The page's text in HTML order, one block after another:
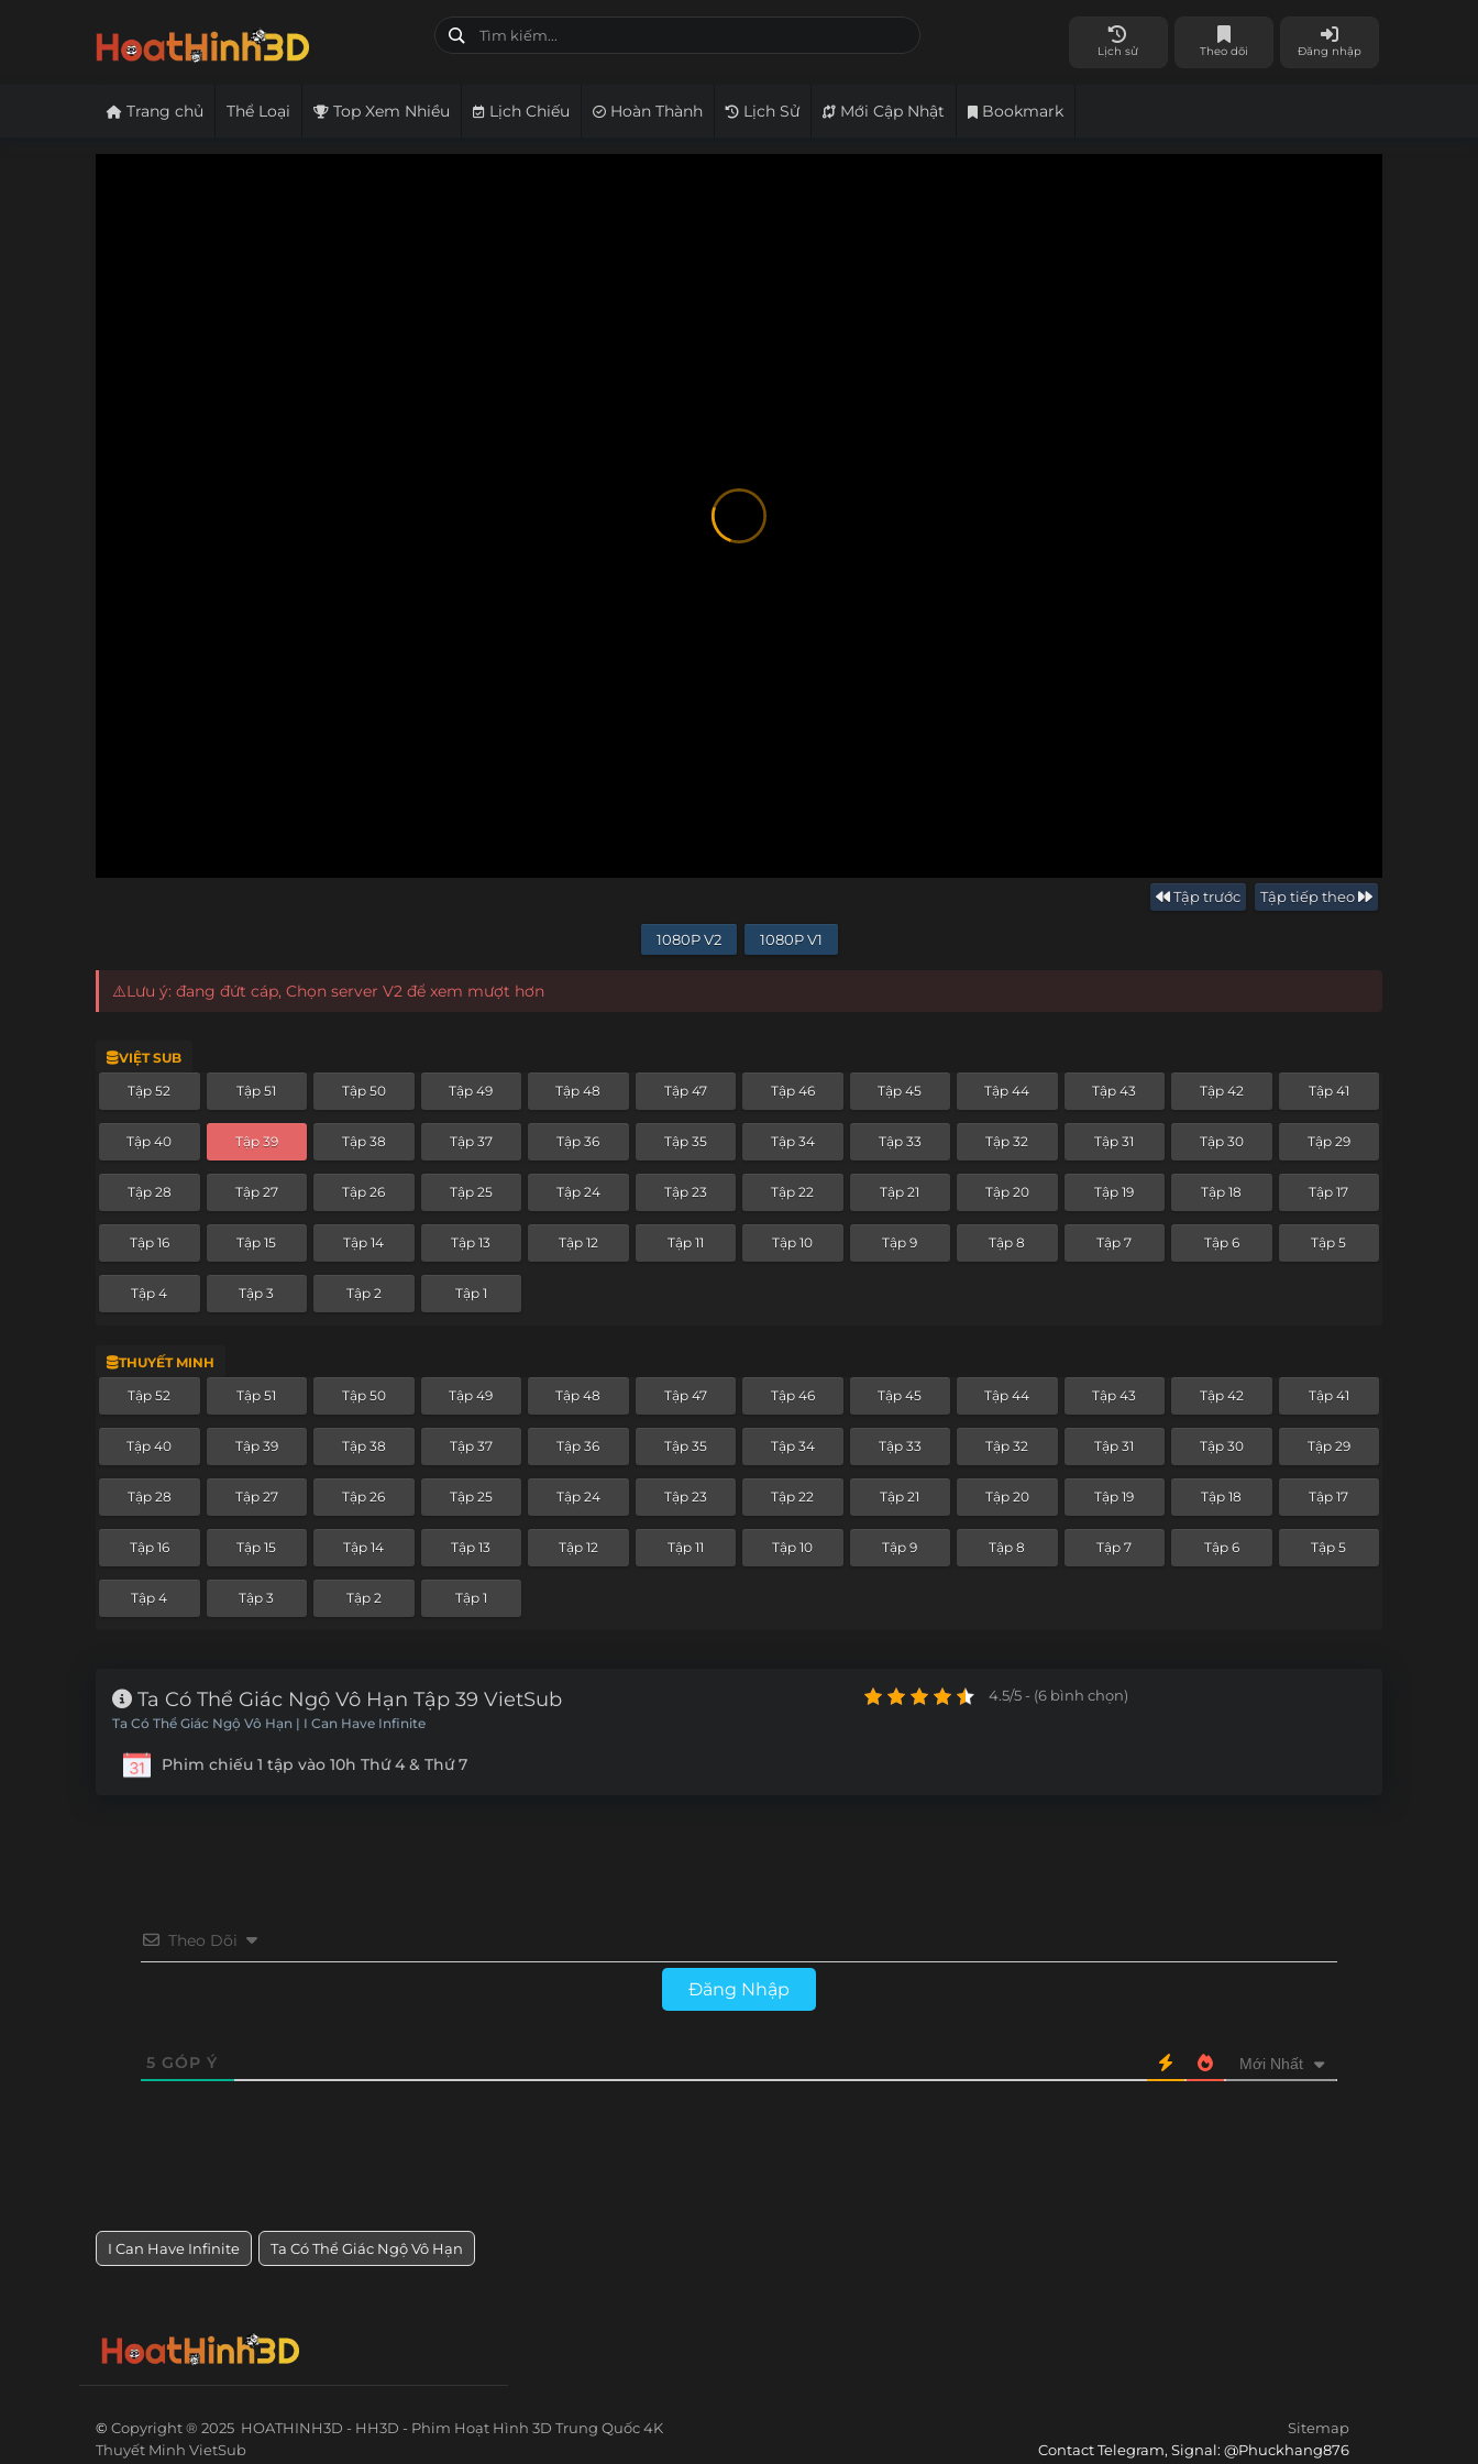
Lịch sử Theo dõi Đăng nhập
Trang chủ Thể Loại Top Xem Nhiều Lịch Chiếu Hoàn Thành Lịch Sử Mới Cập Nhật Bookmark
Tập trước Tập tiếp theo
1080P V2 1080P V1
⚠️Lưu ý: đang đứt cáp, Chọn server V2 để xem mượt hơn
VIỆT SUB
Tập 52 Tập 51 Tập 50 Tập 49 Tập 48 Tập 47 Tập 46 Tập 45 Tập 44 Tập 43 Tập 42 Tập 41
Tập 40 Tập 39 Tập 38 Tập 37 Tập 36 Tập 35 Tập 34 Tập 33 Tập 32 Tập 31 Tập 30 Tập 29
Tập 28 Tập 27 Tập 26 Tập 25 Tập 24 Tập 23 Tập 22 Tập 21 Tập 20 Tập 19 Tập 18 Tập 17
Tập 16 Tập 15 Tập 14 Tập 13 Tập 12 Tập 11 Tập 10 Tập 9 Tập 8 Tập 7 Tập 6 Tập 5
Tập 4 Tập 3 Tập 2 Tập 1
THUYẾT MINH
Tập 52 Tập 51 Tập 50 Tập 49 Tập 48 Tập 47 Tập 46 Tập 45 Tập 44 Tập 43 Tập 42 Tập 41
Tập 40 Tập 39 Tập 38 Tập 37 Tập 36 Tập 35 Tập 34 Tập 33 Tập 32 Tập 31 Tập 30 Tập 29
Tập 28 Tập 27 Tập 26 Tập 25 Tập 24 Tập 23 Tập 22 Tập 21 Tập 20 Tập 19 Tập 18 Tập 17
Tập 16 Tập 15 Tập 14 Tập 13 Tập 12 Tập 11 Tập 10 Tập 9 Tập 8 Tập 7 Tập 6 Tập 5
Tập 4 Tập 3 Tập 2 Tập 1
Ta Có Thể Giác Ngộ Vô Hạn Tập 39 VietSub
Ta Có Thể Giác Ngộ Vô Hạn | I Can Have Infinite
Phim chiếu 1 tập vào 10h Thứ 4 & Thứ 7
4.5/5 - (6 bình chọn)
Theo Dõi
Đăng Nhập
5 GÓP Ý Mới Nhất
I Can Have Infinite Ta Có Thể Giác Ngộ Vô Hạn
© Copyright ® 2025 HOATHINH3D - HH3D - Phim Hoạt Hình 3D Trung Quốc 4K
Thuyết Minh VietSub
Sitemap
Contact Telegram, Signal: @Phuckhang876